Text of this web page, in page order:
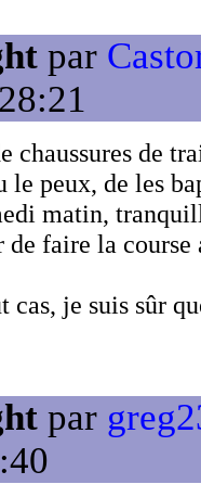
par
chaussures de
le peux, de les
matin,
faire la course
je suis sûr
par